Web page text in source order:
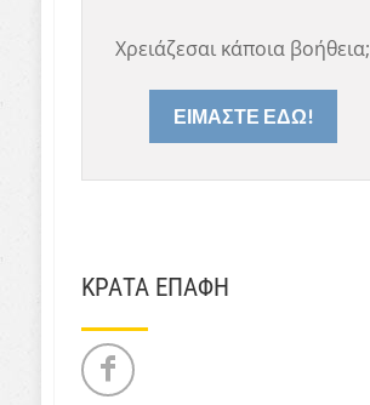
Χρειάζεσαι κάποια βοήθεια;
ΕΙΜΑΣΤΕ ΕΔΩ!
ΚΡΑΤΑ ΕΠΑΦΗ